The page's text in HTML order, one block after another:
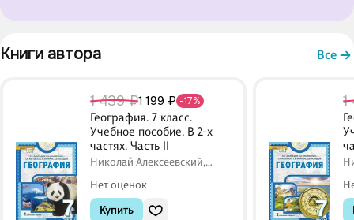
Книги автора Все
1 439 ₽1 199 ₽ -17%
География. 7 класс.
Учебное пособие. В 2-х
частях. Часть II
Николай Алексеевский,
Домогацких, Сильвия
Костовска, Дмитрий
Молодцов
Нет оценок
Купить
1